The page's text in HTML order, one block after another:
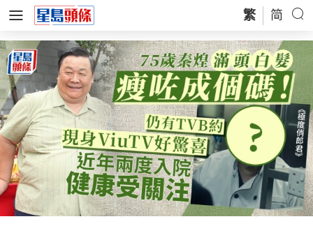
繁 简